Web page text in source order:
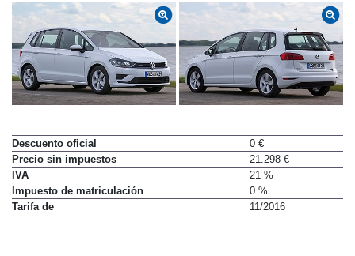
Descuento oficial
0 €
Precio sin impuestos
21.298 €
IVA
21 %
Impuesto de matriculación
0 %
Tarifa de
11/2016